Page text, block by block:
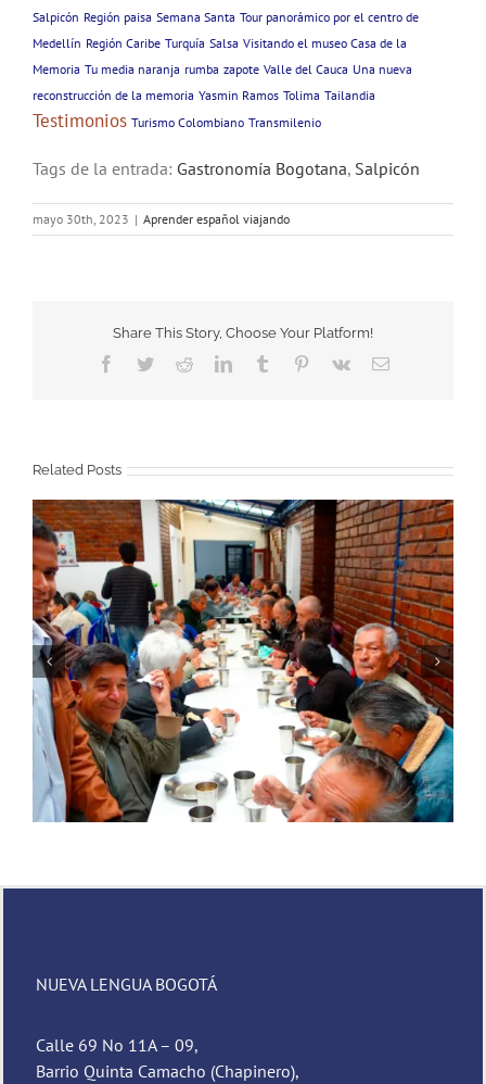
Salpicón Región paisa Semana Santa Tour panorámico por el centro de
Medellín Región Caribe Turquía Salsa Visitando el museo Casa de la
Memoria Tu media naranja rumba zapote Valle del Cauca Una nueva
reconstrucción de la memoria Yasmin Ramos Tolima Tailandia
Testimonios Turismo Colombiano Transmilenio
Tags de la entrada: Gastronomía Bogotana, Salpicón
mayo 30th, 2023 | Aprender español viajando
Share This Story, Choose Your Platform!
Facebook
TwitterRedditLinkedInTumblr Pinterest
Vk Email
Related Posts
Novena de Navidad
NUEVA LENGUA BOGOTÁ
Calle 69 No 11A – 09,
Barrio Quinta Camacho (Chapinero),